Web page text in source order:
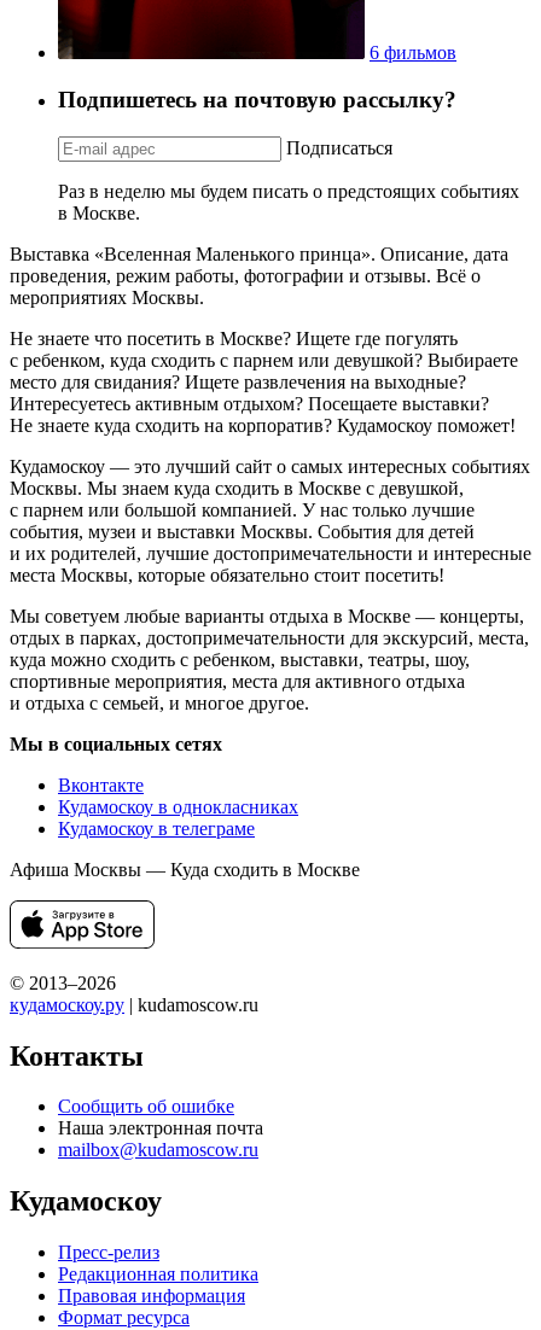
6 фильмов
Подпишетесь на почтовую рассылку?
Подписаться
Раз в неделю мы будем писать о предстоящих событиях
в Москве.
Выставка «Вселенная Маленького принца». Описание, дата
проведения, режим работы, фотографии и отзывы. Всё о
мероприятиях Москвы.
Не знаете что посетить в Москве? Ищете где погулять
с ребенком, куда сходить с парнем или девушкой? Выбираете
место для свидания? Ищете развлечения на выходные?
Интересуетесь активным отдыхом? Посещаете выставки?
Не знаете куда сходить на корпоратив? Кудамоскоу поможет!
Кудамоскоу — это лучший сайт о самых интересных событиях
Москвы. Мы знаем куда сходить в Москве с девушкой,
с парнем или большой компанией. У нас только лучшие
события, музеи и выставки Москвы. События для детей
и их родителей, лучшие достопримечательности и интересные
места Москвы, которые обязательно стоит посетить!
Мы советуем любые варианты отдыха в Москве — концерты,
отдых в парках, достопримечательности для экскурсий, места,
куда можно сходить с ребенком, выставки, театры, шоу,
спортивные мероприятия, места для активного отдыха
и отдыха с семьей, и многое другое.
Мы в социальных сетях
Вконтакте
Кудамоскоу в однокласниках
Кудамоскоу в телеграме
Афиша Москвы — Куда сходить в Москве
© 2013–2026
кудамоскоу.ру | kudamoscow.ru
Контакты
Сообщить об ошибке
Наша электронная почта
mailbox@kudamoscow.ru
Кудамоскоу
Пресс-релиз
Редакционная политика
Правовая информация
Формат ресурса